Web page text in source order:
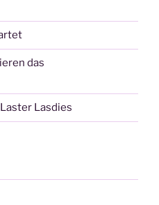
das
Lasdies